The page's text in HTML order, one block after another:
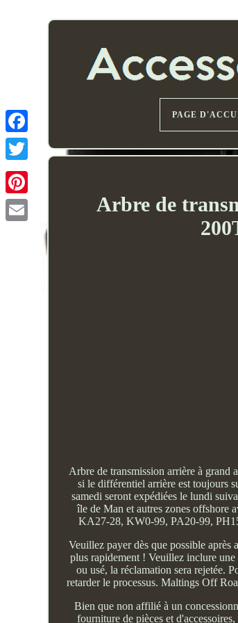
PAGE
Arbre de
Arbre de transmission arrière à
si le différentiel arrière est toujours
samedi seront expédiées le lundi
île de Man et autres zones
KA27-28, KW0-99, PA20-99,
Veuillez payer dès que possible
plus rapidement ! Veuillez inclure
ou usé, la réclamation sera rejetée.
retarder le processus. Maltings Off
Bien que non affilié à un
fourniture de pièces et